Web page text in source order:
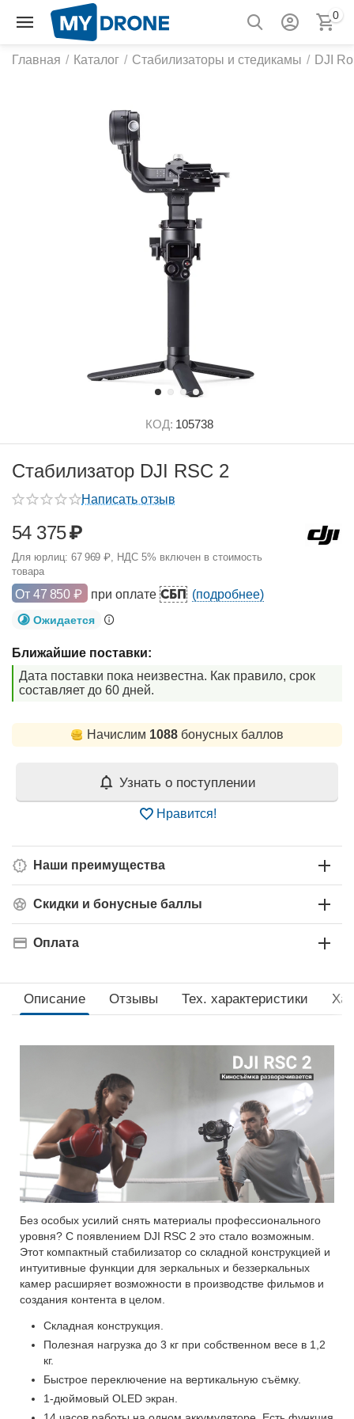
0
Главная / Каталог / Стабилизаторы и стедикамы / DJI
КОД: 105738
Стабилизатор DJI RSC 2
Написать отзыв
54 375₽
Для юрлиц: 67 969 ₽, НДС 5% включен в стоимость
товара
От 47 850 ₽ при оплатеСБП (подробнее)
Ожидается
Ближайшие поставки:
Дата поставки пока неизвестна. Как правило, срок
составляет до 60 дней.
Начислим 1088бонусных баллов
Узнать о поступлении
Нравится!
Наши преимущества
Скидки и бонусные баллы
Оплата
Описание Отзывы Тех. xарактеристики
Без особых усилий снять материалы профессионального
уровня? С появлением DJI RSC 2 это стало возможным.
Этот компактный стабилизатор со складной конструкцией и
интуитивные функции для зеркальных и беззеркальных
камер расширяет возможности в производстве фильмов и
создания контента в целом.
Складная конструкция.
Полезная нагрузка до 3 кг при собственном весе в 1,2
кг.
Быстрое переключение на вертикальную съёмку.
1-дюймовый OLED экран.